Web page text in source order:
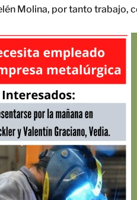
Molina, por tanto trabajo,